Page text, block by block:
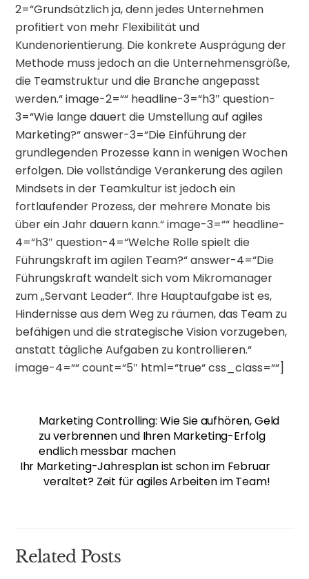
2=“Grundsätzlich ja, denn jedes Unternehmen
profitiert von mehr Flexibilität und
Kundenorientierung. Die konkrete Ausprägung der
Methode muss jedoch an die Unternehmensgröße,
die Teamstruktur und die Branche angepasst
werden.“ image-2=““ headline-3=“h3″ question-
3=“Wie lange dauert die Umstellung auf agiles
Marketing?“ answer-3=“Die Einführung der
grundlegenden Prozesse kann in wenigen Wochen
erfolgen. Die vollständige Verankerung des agilen
Mindsets in der Teamkultur ist jedoch ein
fortlaufender Prozess, der mehrere Monate bis
über ein Jahr dauern kann.“ image-3=““ headline-
4=“h3″ question-4=“Welche Rolle spielt die
Führungskraft im agilen Team?“ answer-4=“Die
Führungskraft wandelt sich vom Mikromanager
zum „Servant Leader“. Ihre Hauptaufgabe ist es,
Hindernisse aus dem Weg zu räumen, das Team zu
befähigen und die strategische Vision vorzugeben,
anstatt tägliche Aufgaben zu kontrollieren.“
image-4=““ count=“5″ html=“true“ css_class=““]
Marketing Controlling: Wie Sie aufhören, Geld
zu verbrennen und Ihren Marketing-Erfolg
endlich messbar machen
Ihr Marketing-Jahresplan ist schon im Februar
veraltet? Zeit für agiles Arbeiten im Team!
Related Posts